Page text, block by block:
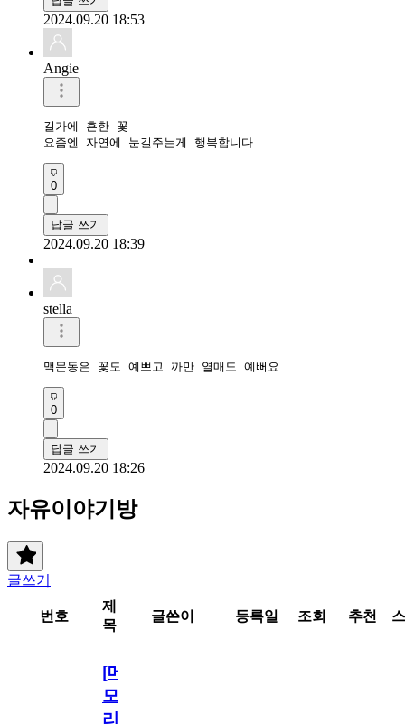
2024.09.20 18:53
Angie
길가에 흔한 꽃
요즘엔 자연에 눈길주는게 행복합니다
0
답글 쓰기
2024.09.20 18:39
stella
맥문동은 꽃도 예쁘고 까만 열매도 예뻐요
0
답글 쓰기
2024.09.20 18:26
자유이야기방
글쓰기
번호
제
목
글쓴이 등록일 조회 추천
[메
모
리